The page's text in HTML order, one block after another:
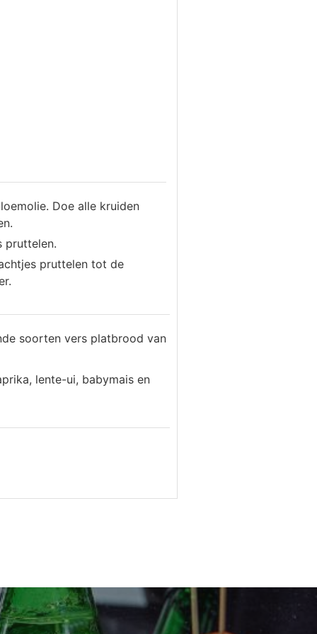
Doe alle kruiden
pruttelen.
pruttelen tot de
soorten vers platbrood van
lente-ui, babymais en